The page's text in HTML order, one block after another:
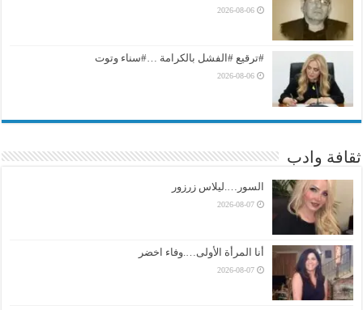
2026-08-06
#ترقيع #الفشل بالكرامة …#سناء وتوت
2026-08-06
ثقافة وادب
السور….ليلاس زرزور
2026-08-07
أنا المرأة الأولى….وفاء اخضر
2026-08-07